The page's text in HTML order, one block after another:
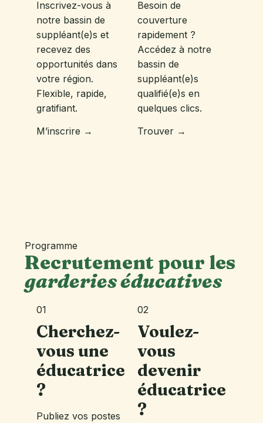
Inscrivez-vous à
notre bassin de
suppléant(e)s et
recevez des
opportunités dans
votre région.
Flexible, rapide,
gratifiant.
M’inscrire →
Besoin de
couverture
rapidement ?
Accédez à notre
bassin de
suppléant(e)s
qualifié(e)s en
quelques clics.
Trouver →
Programme
Recrutement pour les
garderies éducatives
01
Cherchez-
vous une
éducatrice
?
Publiez vos postes
02
Voulez-
vous
devenir
éducatrice
?